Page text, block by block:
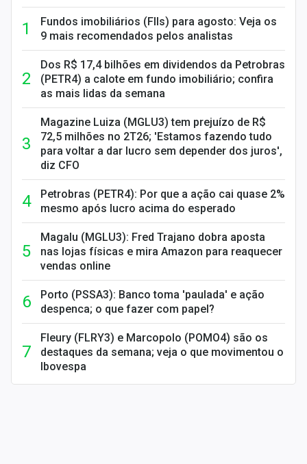
Fundos imobiliários (FIIs) para agosto: Veja os
9 mais recomendados pelos analistas
Dos R$ 17,4 bilhões em dividendos da Petrobras
(PETR4) a calote em fundo imobiliário; confira
as mais lidas da semana
Magazine Luiza (MGLU3) tem prejuízo de R$
72,5 milhões no 2T26; 'Estamos fazendo tudo
para voltar a dar lucro sem depender dos juros',
diz CFO
Petrobras (PETR4): Por que a ação cai quase 2%
mesmo após lucro acima do esperado
Magalu (MGLU3): Fred Trajano dobra aposta
nas lojas físicas e mira Amazon para reaquecer
vendas online
Porto (PSSA3): Banco toma 'paulada' e ação
despenca; o que fazer com papel?
Fleury (FLRY3) e Marcopolo (POMO4) são os
destaques da semana; veja o que movimentou o
Ibovespa